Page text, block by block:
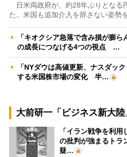
日米両政府が、約28年ぶりとなる
た。米国も追加介入を辞さない姿勢
「キオクシア急落で含み損が膨
の成長につなげる4つの視点 …
「NYダウは高値更新、ナスダッ
する米国株市場の変化 半…
大前研一「ビジネス新大
「イラン戦争を利
の批判が強まるトラ
疑…